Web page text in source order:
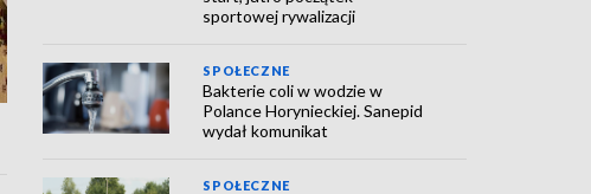
sportowej rywalizacji
SPOŁECZNE
Bakterie coli w wodzie w
Polance Horynieckiej. Sanepid
wydał komunikat
SPOŁECZNE